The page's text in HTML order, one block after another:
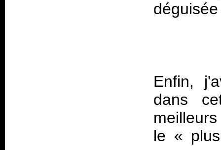
Enfin,
dans
le «